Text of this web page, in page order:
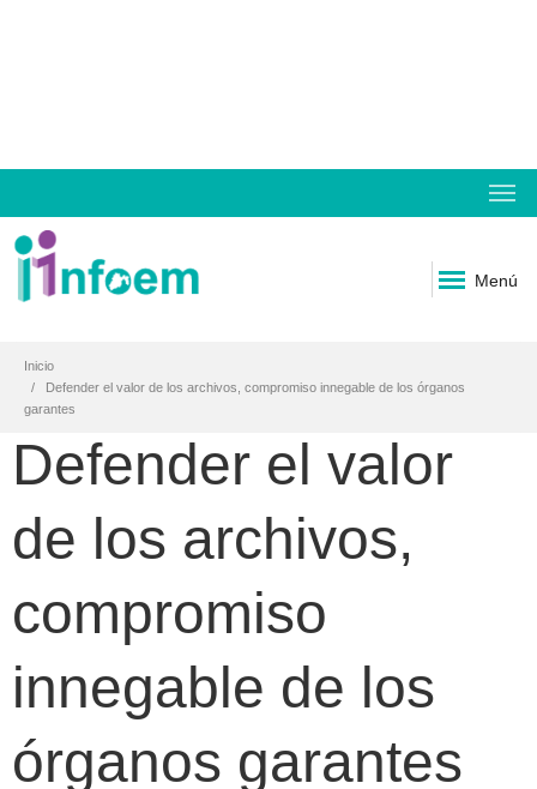
Menú
Inicio
Defender el valor de los archivos, compromiso innegable de los órganos
garantes
Defender el valor
de los archivos,
compromiso
innegable de los
órganos garantes